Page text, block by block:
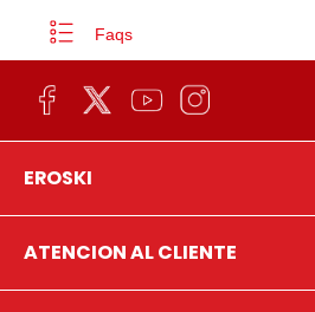
Faqs
EROSKI
ATENCION AL CLIENTE